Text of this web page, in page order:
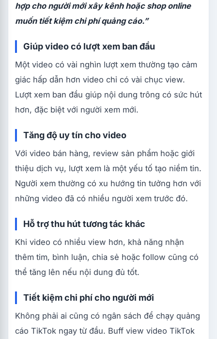
hợp cho người mới xây kênh hoặc shop online
muốn tiết kiệm chi phí quảng cáo.”
Giúp video có lượt xem ban đầu
Một video có vài nghìn lượt xem thường tạo cảm
giác hấp dẫn hơn video chỉ có vài chục view.
Lượt xem ban đầu giúp nội dung trông có sức hút
hơn, đặc biệt với người xem mới.
Tăng độ uy tín cho video
Với video bán hàng, review sản phẩm hoặc giới
thiệu dịch vụ, lượt xem là một yếu tố tạo niềm tin.
Người xem thường có xu hướng tin tưởng hơn với
những video đã có nhiều người xem trước đó.
Hỗ trợ thu hút tương tác khác
Khi video có nhiều view hơn, khả năng nhận
thêm tim, bình luận, chia sẻ hoặc follow cũng có
thể tăng lên nếu nội dung đủ tốt.
Tiết kiệm chi phí cho người mới
Không phải ai cũng có ngân sách để chạy quảng
cáo TikTok ngay từ đầu. Buff view video TikTok